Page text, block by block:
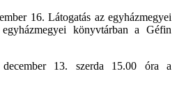
16. Látogatás az egyházmegyei
könyvtárban a Géfin
13. szerda 15.00 óra a